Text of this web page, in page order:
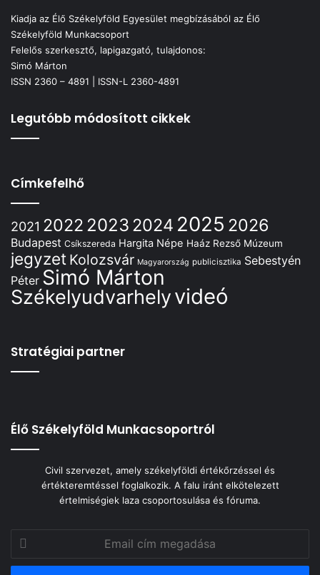
Kiadja az Élő Székelyföld Egyesület megbízásából az Élő
Székelyföld Munkacsoport
Felelős szerkesztő, lapigazgató, tulajdonos:
Simó Márton
ISSN 2360 – 4891 | ISSN-L 2360-4891
Legutóbb módosított cikkek
Címkefelhő
2021 2022 2023 2024 2025 2026
Budapest Csíkszereda Hargita Népe Haáz Rezső Múzeum
jegyzet Kolozsvár Magyarország publicisztika Sebestyén
Péter Simó Márton
Székelyudvarhelyvideó
Stratégiai partner
Élő Székelyföld Munkacsoportról
Civil szervezet, amely székelyföldi értékőrzéssel és
értékteremtéssel foglalkozik. A falu iránt elkötelezett
értelmiségiek laza csoportosulása és fóruma.
cím
megadása